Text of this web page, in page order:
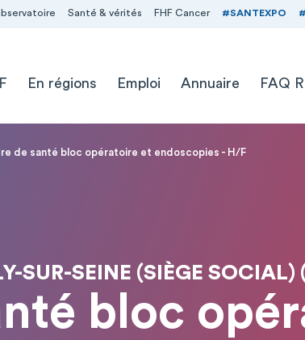
Santé & vérités FHF Cancer #SANTEXPO
En régions Emploi Annuaire FAQ
de santé bloc opératoire et endoscopies - H/F
SUR-SEINE (SIÈGE SOCIAL)
bloc